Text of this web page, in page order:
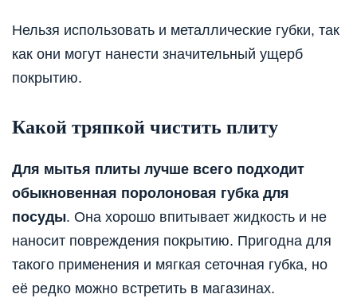
Нельзя использовать и металлические губки, так
как они могут нанести значительный ущерб
покрытию.
Какой тряпкой чистить плиту
Для мытья плиты лучше всего подходит
обыкновенная поролоновая губка для
посуды. Она хорошо впитывает жидкость и не
наносит повреждения покрытию. Пригодна для
такого применения и мягкая сеточная губка, но
её редко можно встретить в магазинах.